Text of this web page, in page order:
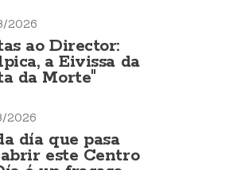
2026
ao Director:
a Eivissa da
da Morte"
2026
día que pasa
este Centro